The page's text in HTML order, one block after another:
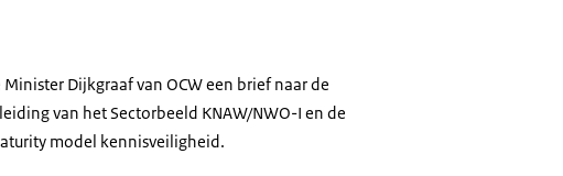
Dijkgraaf van OCW een brief naar de
van het Sectorbeeld KNAW/NWO-I en de
model kennisveiligheid.